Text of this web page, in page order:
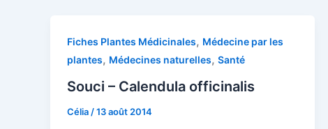
Fiches Plantes Médicinales, Médecine par les
plantes, Médecines naturelles, Santé
Souci – Calendula officinalis
Célia /13 août 2014